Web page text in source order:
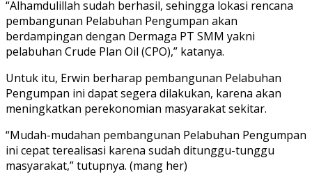
“Alhamdulillah sudah berhasil, sehingga lokasi rencana
pembangunan Pelabuhan Pengumpan akan
berdampingan dengan Dermaga PT SMM yakni
pelabuhan Crude Plan Oil (CPO),” katanya.
Untuk itu, Erwin berharap pembangunan Pelabuhan
Pengumpan ini dapat segera dilakukan, karena akan
meningkatkan perekonomian masyarakat sekitar.
“Mudah-mudahan pembangunan Pelabuhan Pengumpan
ini cepat terealisasi karena sudah ditunggu-tunggu
masyarakat,” tutupnya. (mang her)